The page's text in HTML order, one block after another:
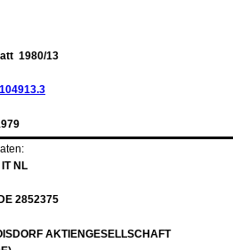
1980/13
NL
DE 2852375
AKTIENGESELLSCHAFT